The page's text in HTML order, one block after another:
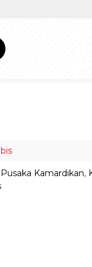
Kamardikan,